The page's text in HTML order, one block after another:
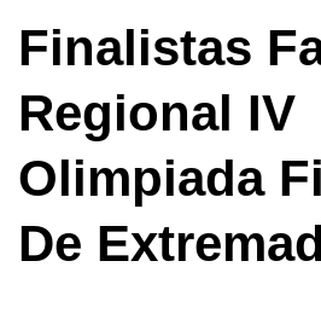
Finalistas
Regional IV
Olimpiada
De